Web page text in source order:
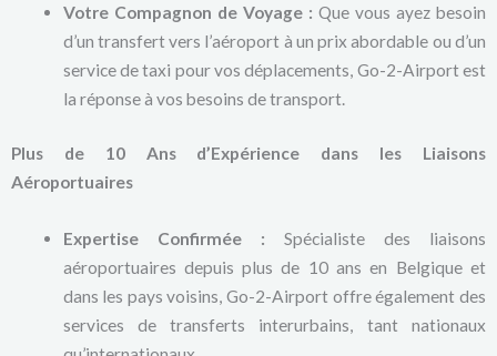
Votre Compagnon de Voyage : Que vous ayez besoin
d’un transfert vers l’aéroport à un prix abordable ou d’un
service de taxi pour vos déplacements, Go-2-Airport est
la réponse à vos besoins de transport.
Plus de 10 Ans d’Expérience dans les Liaisons
Aéroportuaires
Expertise Confirmée : Spécialiste des liaisons
aéroportuaires depuis plus de 10 ans en Belgique et
dans les pays voisins, Go-2-Airport offre également des
services de transferts interurbains, tant nationaux